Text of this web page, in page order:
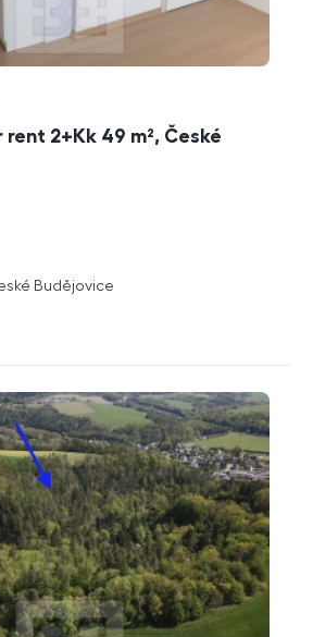
2+Kk 49 m², České
Budějovice